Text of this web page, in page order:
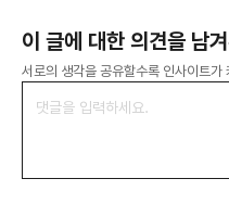
이 글에 대한 의견을 남
서로의 생각을 공유할수록 인사이트가